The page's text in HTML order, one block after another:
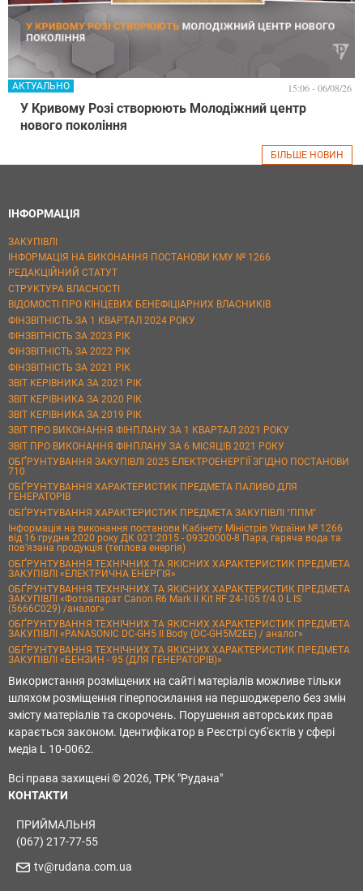
У Кривому Розі створюють Молодіжний центр
нового покоління
АКТУАЛЬНО 15:06 - 06/08/26
БІЛЬШЕ НОВИН
ІНФОРМАЦІЯ
ЗАКУПІВЛІ
ІНФОРМАЦІЯ НА ВИКОНАННЯ ПОСТАНОВИ КМУ № 1266
РЕДАКЦІЙНИЙ СТАТУТ
СТРУКТУРА ВЛАСНОСТІ
ВІДОМОСТІ ПРО КІНЦЕВИХ БЕНЕФІЦІАРНИХ ВЛАСНИКІВ
ФІНЗВІТНІСТЬ ЗА 1 КВАРТАЛ 2024 РОКУ
ФІНЗВІТНІСТЬ ЗА 2023 РІК
ФІНЗВІТНІСТЬ ЗА 2022 РІК
ФІНЗВІТНІСТЬ ЗА 2021 РІК
ЗВІТ КЕРІВНИКА ЗА 2021 РІК
ЗВІТ КЕРІВНИКА ЗА 2020 РІК
ЗВІТ КЕРІВНИКА ЗА 2019 РІК
ЗВІТ ПРО ВИКОНАННЯ ФІНПЛАНУ ЗА 1 КВАРТАЛ 2021 РОКУ
ЗВІТ ПРО ВИКОНАННЯ ФІНПЛАНУ ЗА 6 МІСЯЦІВ 2021 РОКУ
ОБҐРУНТУВАННЯ ЗАКУПІВЛІ 2025 ЕЛЕКТРОЕНЕРГІЇ ЗГІДНО ПОСТАНОВИ
710
ОБҐРУНТУВАННЯ ХАРАКТЕРИСТИК ПРЕДМЕТА ПАЛИВО ДЛЯ
ГЕНЕРАТОРІВ
ОБҐРУНТУВАННЯ ХАРАКТЕРИСТИК ПРЕДМЕТА ЗАКУПІВЛІ "ППМ"
Інформація на виконання постанови Кабінету Міністрів України № 1266
від 16 грудня 2020 року ДК 021:2015 - 09320000-8 Пара, гаряча вода та
пов’язана продукція (теплова енергія)
ОБҐРУНТУВАННЯ ТЕХНІЧНИХ ТА ЯКІСНИХ ХАРАКТЕРИСТИК ПРЕДМЕТА
ЗАКУПІВЛІ «ЕЛЕКТРИЧНА ЕНЕРГІЯ»
ОБҐРУНТУВАННЯ ТЕХНІЧНИХ ТА ЯКІСНИХ ХАРАКТЕРИСТИК ПРЕДМЕТА
ЗАКУПІВЛІ «Фотоапарат Canon R6 Mark II Kit RF 24-105 f/4.0 L IS
(5666C029) /аналог»
ОБҐРУНТУВАННЯ ТЕХНІЧНИХ ТА ЯКІСНИХ ХАРАКТЕРИСТИК ПРЕДМЕТА
ЗАКУПІВЛІ «PANASONIC DC-GH5 II Body (DC-GH5M2EE) / аналог»
ОБҐРУНТУВАННЯ ТЕХНІЧНИХ ТА ЯКІСНИХ ХАРАКТЕРИСТИК ПРЕДМЕТА
ЗАКУПІВЛІ «БЕНЗИН - 95 (ДЛЯ ГЕНЕРАТОРІВ)»
Використання розміщених на сайті матеріалів можливе тільки
шляхом розміщення гіперпосилання на першоджерело без змін
змісту матеріалів та скорочень. Порушення авторських прав
карається законом. Ідентифікатор в Реєстрі суб'єктів у сфері
медіа L 10-0062.
Всі права захищені © 2026, ТРК "Рудана"
КОНТАКТИ
ПРИЙМАЛЬНЯ
(067) 217-77-55
tv@rudana.com.ua